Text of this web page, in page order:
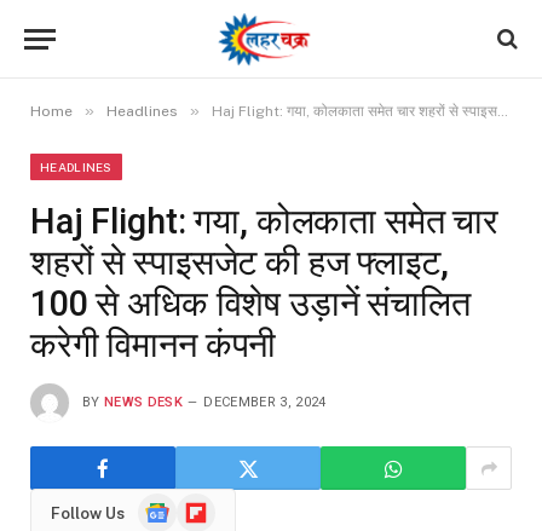
Home » Headlines » Haj Flight: गया, कोलकाता समेत चार शहरों से स्पाइसजेट की हज फ्लाइट, 100 से अधिक विशेष उड़ानें संचालित करेगी विमानन कंपनी
HEADLINES
Haj Flight: गया, कोलकाता समेत चार
शहरों से स्पाइसजेट की हज फ्लाइट,
100 से अधिक विशेष उड़ानें संचालित
करेगी विमानन कंपनी
BY NEWS DESK DECEMBER 3, 2024
Follow Us
GoogleFlipboard